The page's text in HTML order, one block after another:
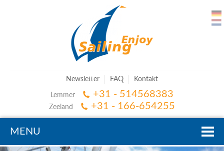
Newsletter FAQ Kontakt
Lemmer +31 - 514568383
Zeeland +31 - 166-654255
MENU